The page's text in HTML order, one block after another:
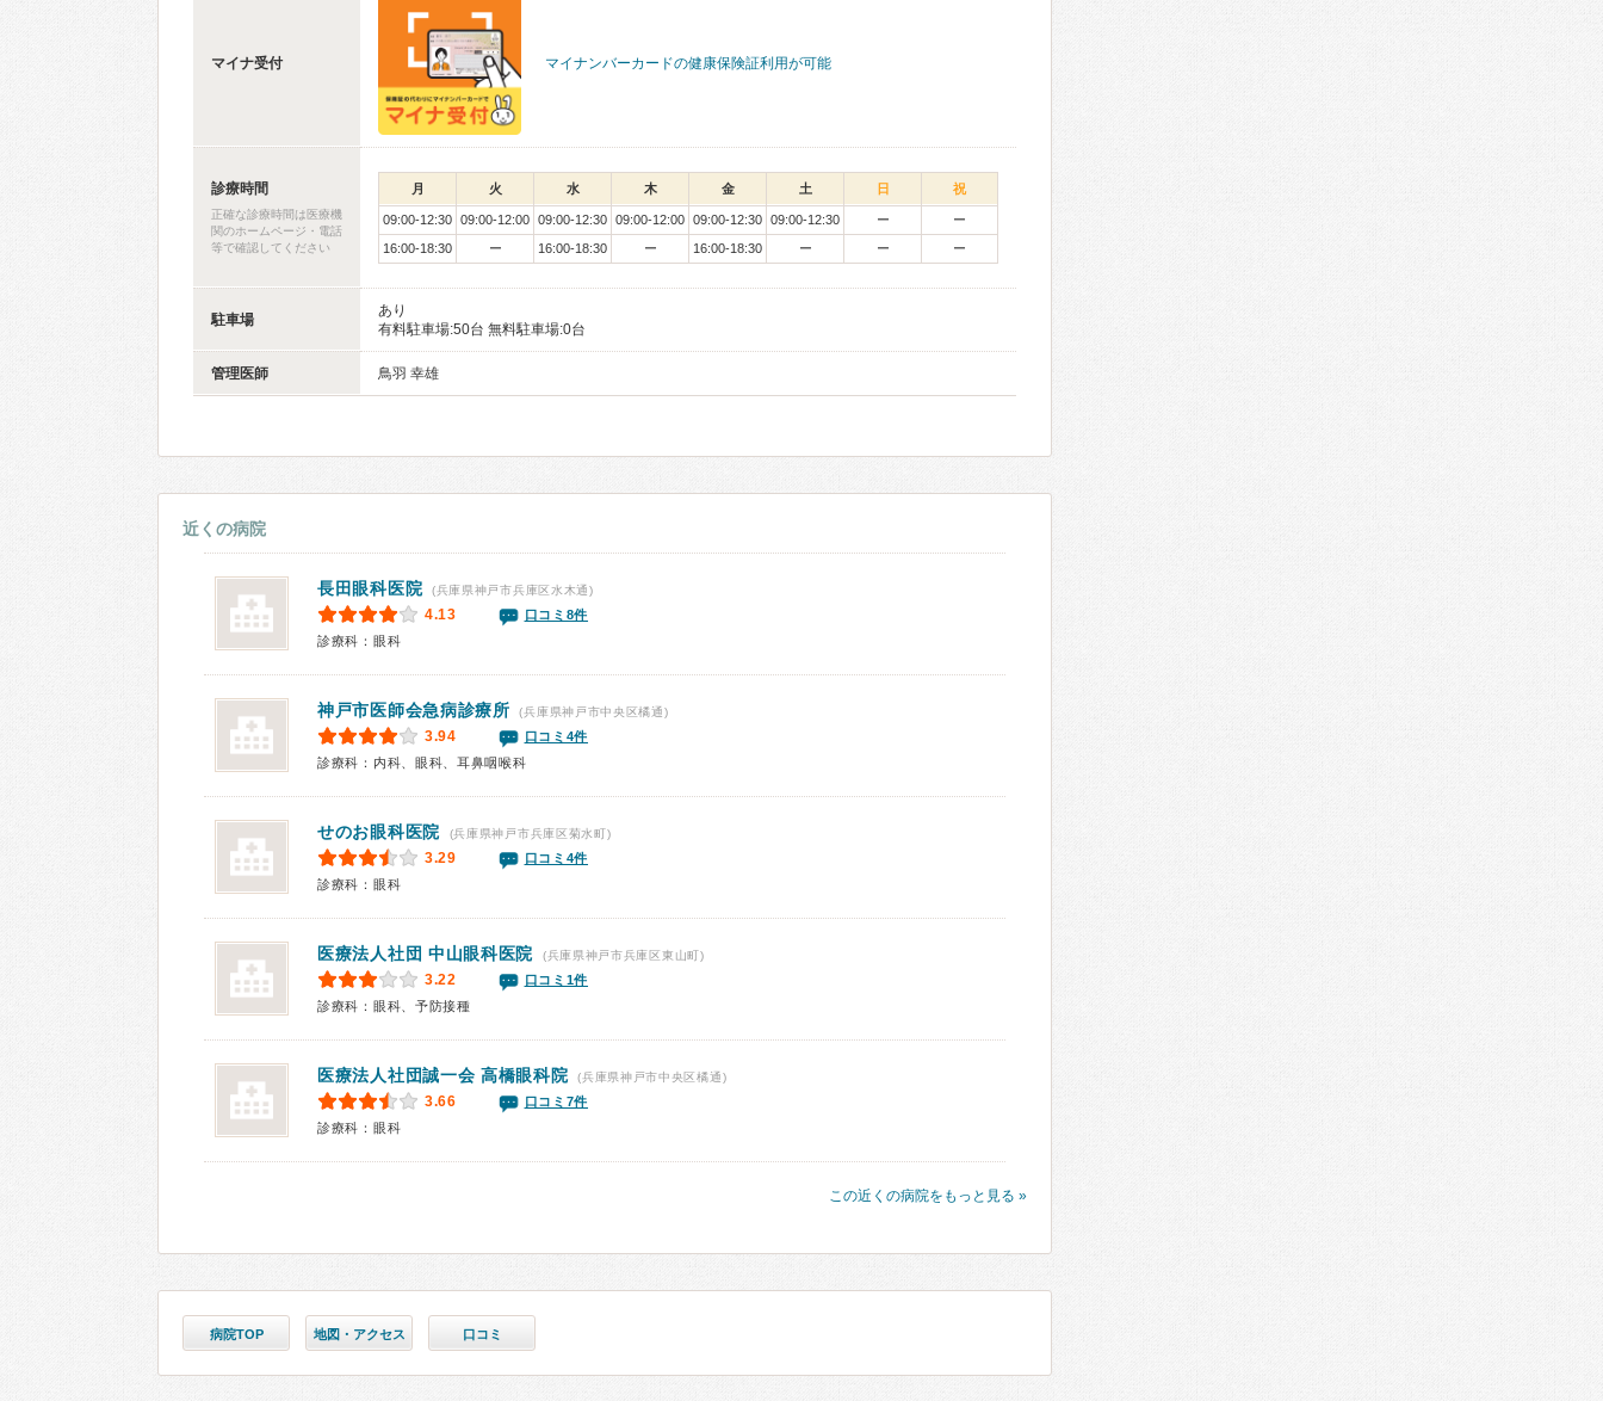
マイナ受付 マイナンバーカードの健康保険証利用が可能
診療時間
正確な診療時間は医療機
関のホームページ・電話
等で確認してください
月 火 水 木 金 土 日 祝
09:00-12:30 09:00-12:00 09:00-12:30 09:00-12:00 09:00-12:30 09:00-12:30 ー
ー
16:00-18:30
ー 16:00-18:30 ー 16:00-18:30 ー ー ー
駐車場
あり
有料駐車場:50台 無料駐車場:0台
管理医師 鳥羽 幸雄
近くの病院
長田眼科医院 (兵庫県神戸市兵庫区水木通)
4.13
口コミ8件
診療科：眼科
神戸市医師会急病診療所 (兵庫県神戸市中央区橘通)
3.94
口コミ4件
診療科：内科、眼科、耳鼻咽喉科
せのお眼科医院 (兵庫県神戸市兵庫区菊水町)
3.29
口コミ4件
診療科：眼科
医療法人社団 中山眼科医院 (兵庫県神戸市兵庫区東山町)
3.22
口コミ1件
診療科：眼科、予防接種
医療法人社団誠一会 高橋眼科院 (兵庫県神戸市中央区橘通)
3.66
口コミ7件
診療科：眼科
この近くの病院をもっと見る »
病院TOP 地図・アクセス 口コミ